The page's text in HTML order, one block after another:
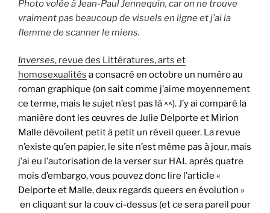
Photo volée à Jean-Paul Jennequin, car on ne trouve
vraiment pas beaucoup de visuels en ligne et j’ai la
flemme de scanner le miens.
Inverses, revue des Littératures, arts et
homosexualités a consacré en octobre un numéro au
roman graphique (on sait comme j’aime moyennement
ce terme, mais le sujet n’est pas là ^^). J’y ai comparé la
manière dont les œuvres de Julie Delporte et Mirion
Malle dévoilent petit à petit un réveil queer. La revue
n’existe qu’en papier, le site n’est même pas à jour, mais
j’ai eu l’autorisation de la verser sur HAL après quatre
mois d’embargo, vous pouvez donc lire l’article «
Delporte et Malle, deux regards queers en évolution »
en cliquant sur la couv ci-dessus (et ce sera pareil pour